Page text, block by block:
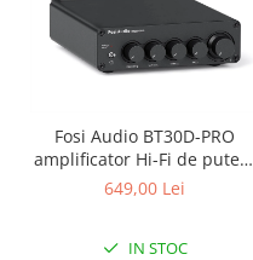
Fosi Audio BT30D-PRO
amplificator Hi-Fi de putere
2.1 cu Bluetooth 5.0
649,00 Lei
IN STOC